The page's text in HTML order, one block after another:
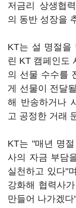
저금리 상생협
의 동반 성장을
KT는 설 명절을
린 KT 캠페인도
의 선물 수수를
게 선물이 전달
해 반송하거나
고 공정한 거래
KT는 "매년 명
사의 자금 부담
실천하고 있다"
강화해 협력사
만들어 나가겠